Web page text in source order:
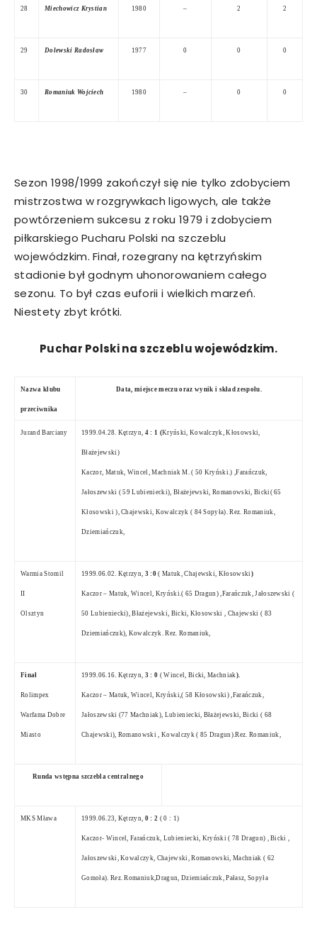
28 Miechowicz Krystian 1980 – 2 2
29 Dolewski Radosław 1977 0 0 0
30 Romaniuk Wojciech 1980 – 0 0
Sezon 1998/1999 zakończył się nie tylko zdobyciem
mistrzostwa w rozgrywkach ligowych, ale także
powtórzeniem sukcesu z roku 1979 i zdobyciem
piłkarskiego Pucharu Polski na szczeblu
wojewódzkim. Finał, rozegrany na kętrzyńskim
stadionie był godnym uhonorowaniem całego
sezonu. To był czas euforii i wielkich marzeń.
Niestety zbyt krótki.
Puchar Polski na szczeblu wojewódzkim.
Nazwa klubu
przeciwnika
Data, miejsce meczu oraz wynik i skład zespołu.
Jurand Barciany 1999.04.28. Kętrzyn, 4 : 1 (Kryński, Kowalczyk, Kłosowski,
Błażejewski)
Kaczor, Matuk, Wincel, Machniak M. ( 50 Kryński.) ,Farańczuk,
Jałoszewski ( 59 Lubieniecki), Błażejewski, Romanowski, Bicki( 65
Kłosowski ), Chajewski, Kowalczyk ( 84 Sopyła). Rez. Romaniuk,
Dziemiańczuk,
Warmia Stomil
II
Olsztyn
1999.06.02. Kętrzyn, 3 :0( Matuk, Chajewski, Kłosowski )
Kaczor – Matuk, Wincel, Kryński.( 65 Dragun) ,Farańczuk, Jałoszewski (
50 Lubieniecki), Błażejewski, Bicki, Kłosowski , Chajewski ( 83
Dziemiańczuk), Kowalczyk. Rez. Romaniuk,
Finał
Rolimpex
Warfama Dobre
Miasto
1999.06.16. Kętrzyn, 3 : 0 ( Wincel, Bicki, Machniak ).
Kaczor – Matuk, Wincel, Kryński,( 58 Kłosowski) ,Farańczuk,
Jałoszewski (77 Machniak), Lubieniecki, Błażejewski, Bicki ( 68
Chajewski), Romanowski , Kowalczyk ( 85 Dragun).Rez. Romaniuk,
Runda wstępna szczebla centralnego
MKS Mława 1999.06.23 , Kętrzyn, 0 : 2 ( 0 : 1)
Kaczor- Wincel, Farańczuk, Lubieniecki, Kryński ( 78 Dragun) , Bicki ,
Jałoszewski, Kowalczyk, Chajewski, Romanowski, Machniak ( 62
Gomoła). Rez. Romaniuk,Dragun, Dziemiańczuk, Pałasz, Sopyła